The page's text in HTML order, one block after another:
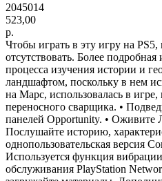
2045014
523,00
р.
Чтобы играть в эту игру на
отсутствовать. Более
процесса изучения истории и
ландшафтом, поскольку в нем
на Марс, использовалась в
переносного сварщика. •
панелей Opportunity. • Оживите
Послушайте историю,
однопользовательская версия
Используется функция
обслуживания PlayStation